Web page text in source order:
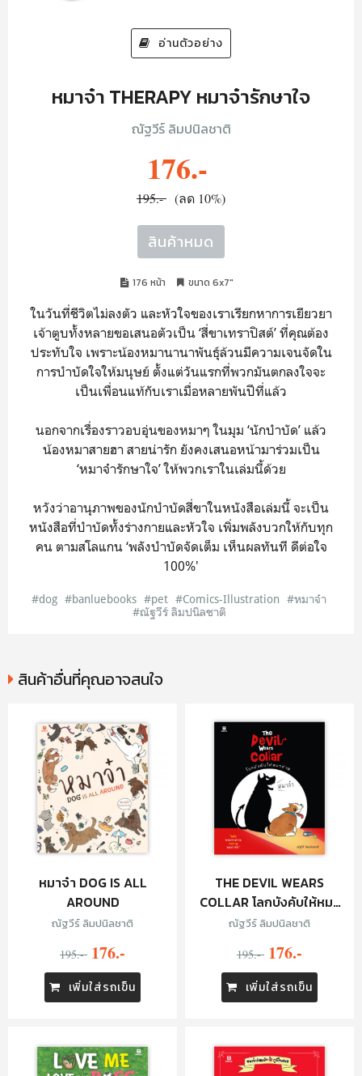
อ่านตัวอย่าง
หมาจ๋า THERAPY หมาจ๋ารักษาใจ
ณัฐวีร์ ลิมปนิลชาติ
176.-
195.- (ลด 10%)
สินค้าหมด
176 หน้า ขนาด 6x7"
ในวันที่ชีวิตไม่ลงตัว และหัวใจของเราเรียกหาการเยียวยา
เจ้าตูบทั้งหลายขอเสนอตัวเป็น ‘สี่ขาเทราปิสต์’ ที่คุณต้อง
ประทับใจ เพราะน้องหมานานาพันธุ์ล้วนมีความเจนจัดใน
การบำบัดใจให้มนุษย์ ตั้งแต่วันแรกที่พวกมันตกลงใจจะ
เป็นเพื่อนแท้กับเราเมื่อหลายพันปีที่แล้ว
นอกจากเรื่องราวอบอุ่นของหมาๆ ในมุม ‘นักบำบัด’ แล้ว
น้องหมาสายฮา สายน่ารัก ยังคงเสนอหน้ามาร่วมเป็น
‘หมาจ๋ารักษาใจ’ ให้พวกเราในเล่มนี้ด้วย
หวังว่าอานุภาพของนักบำบัดสี่ขาในหนังสือเล่มนี้ จะเป็น
หนังสือที่บำบัดทั้งร่างกายและหัวใจ เพิ่มพลังบวกให้กับทุก
คน ตามสโลแกน ‘พลังบำบัดจัดเต็ม เห็นผลทันที ดีต่อใจ
100%'
#dog #banluebooks #pet #Comics-Illustration #หมาจ๋า
#ณัฐวีร์ ลิมปนิลชาติ
สินค้าอื่นที่คุณอาจสนใจ
หมาจ๋า DOG IS ALL
AROUND
ณัฐวีร์ ลิมปนิลชาติ
195.- 176.-
เพิ่มใส่รถเข็น
THE DEVIL WEARS
COLLAR โลกบังคับให้หมา
ร้าย
ณัฐวีร์ ลิมปนิลชาติ
195.- 176.-
เพิ่มใส่รถเข็น